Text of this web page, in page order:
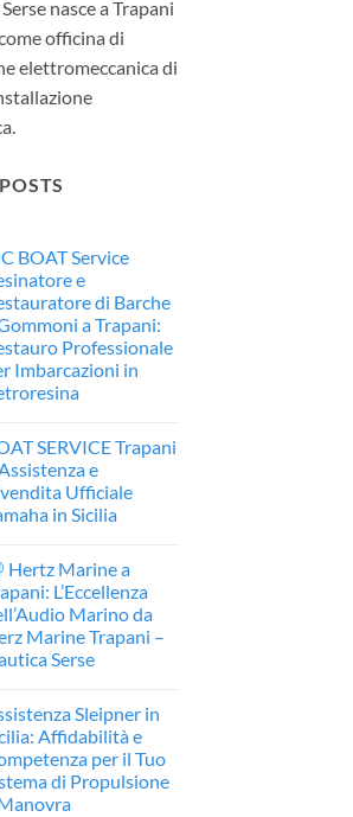
nasce a Trapani
officina di
elettromeccanica di
BOAT Service
e
di Barche
a Trapani:
Professionale
Imbarcazioni in
SERVICE Trapani
e
Ufficiale
in Sicilia
Hertz Marine a
L’Eccellenza
Marino da
Marine Trapani –
Serse
Sleipner in
Affidabilità e
per il Tuo
di Propulsione